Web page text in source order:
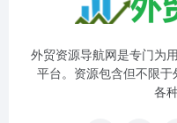
外贸资源导航网是专门为
平台。资源包含但不限
各